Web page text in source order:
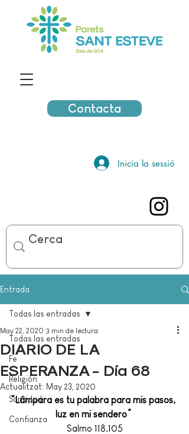
Inicia la sessió
Contacta
Entrada
Todas las entradas
Fe
Religión
Santidad
Confianza
Todas las entradas
DIARIO DE LA
ESPERANZA - Día 68
May 22, 2020 3 min de lectura
Actualitzat: May 23, 2020
“Lámpara es tu palabra para mis pasos,
luz en mi sendero”
Salmo 118,105